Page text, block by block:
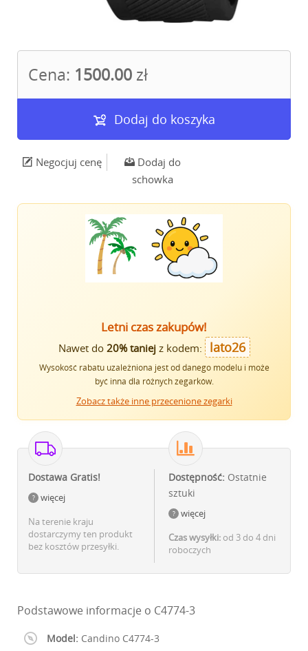
Cena: 1500.00 zł
Dodaj do koszyka
Negocjuj cenę
Dodaj do
schowka
Letni czas zakupów!
Nawet do 20% taniejz kodem: lato26
Wysokość rabatu uzależniona jest od danego modelu i może
być inna dla różnych zegarków.
Zobacz także inne przecenione zegarki
Dostawa Gratis!
więcej
Na terenie kraju
dostarczymy ten produkt
bez kosztów przesyłki.
Dostępność: Ostatnie
sztuki
więcej
Czas wysyłki: od 3 do 4 dni
roboczych
Podstawowe informacje o C4774-3
Model: Candino C4774-3